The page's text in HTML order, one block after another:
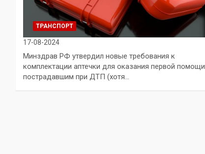
ТРАНСПОРТ
17-08-2024
Минздрав РФ утвердил новые требования к
комплектации аптечки для оказания первой помощи
пострадавшим при ДТП (хотя…